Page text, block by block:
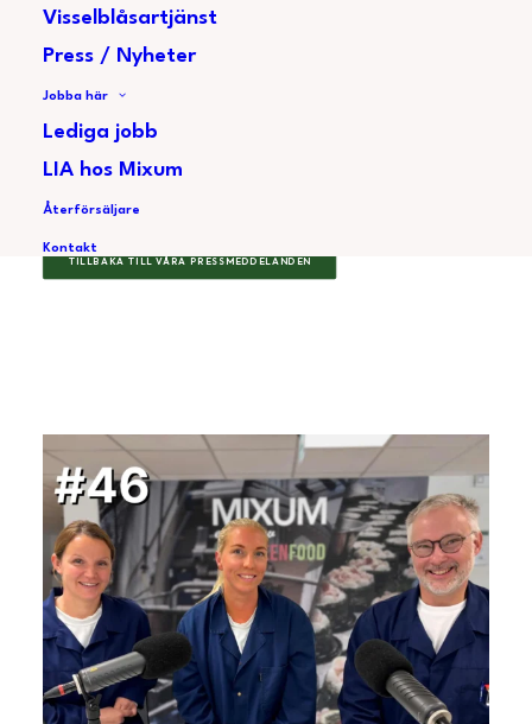
Visselblåsartjänst
Press / Nyheter
Jobba här
Lediga jobb
LIA hos Mixum
Återförsäljare
Kontakt
TILLBAKA TILL VÅRA PRESSMEDDELANDEN